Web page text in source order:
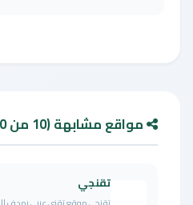
مواقع مشابهة (10 من 10)
تقنجي